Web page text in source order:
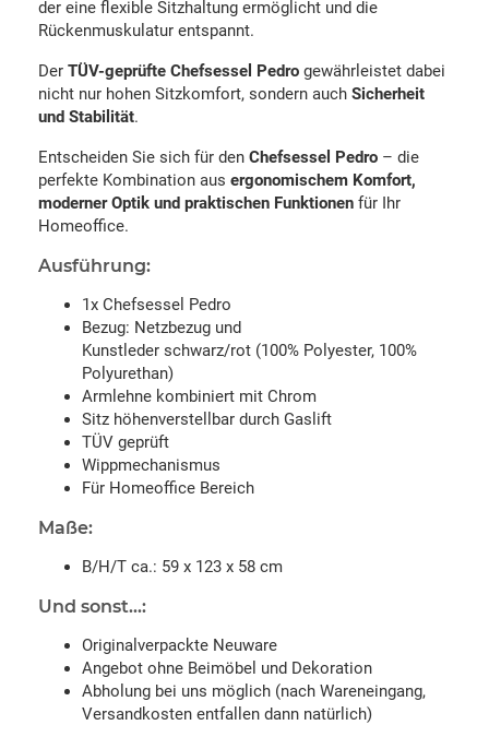
der eine flexible Sitzhaltung ermöglicht und die
Rückenmuskulatur entspannt.
Der TÜV-geprüfte Chefsessel Pedro gewährleistet dabei
nicht nur hohen Sitzkomfort, sondern auch Sicherheit
und Stabilität.
Entscheiden Sie sich für den Chefsessel Pedro – die
perfekte Kombination aus ergonomischem Komfort,
moderner Optik und praktischen Funktionen für Ihr
Homeoffice.
Ausführung:
1x Chefsessel Pedro
Bezug: Netzbezug und
Kunstleder schwarz/rot (100% Polyester, 100%
Polyurethan)
Armlehne kombiniert mit Chrom
Sitz höhenverstellbar durch Gaslift
TÜV geprüft
Wippmechanismus
Für Homeoffice Bereich
Maße:
B/H/T ca.: 59 x 123 x 58 cm
Und sonst...:
Originalverpackte Neuware
Angebot ohne Beimöbel und Dekoration
Abholung bei uns möglich (nach Wareneingang,
Versandkosten entfallen dann natürlich)